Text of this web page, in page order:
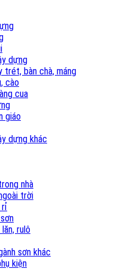
dựng
trét, bàn chà, máng
cào
cua
giáo
dựng khác
nhà
trời
rỉ
rulô
sơn khác
kiện